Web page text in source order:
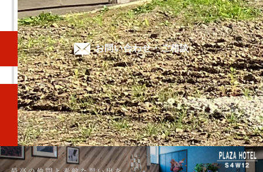
お問い合わせ・ご相談